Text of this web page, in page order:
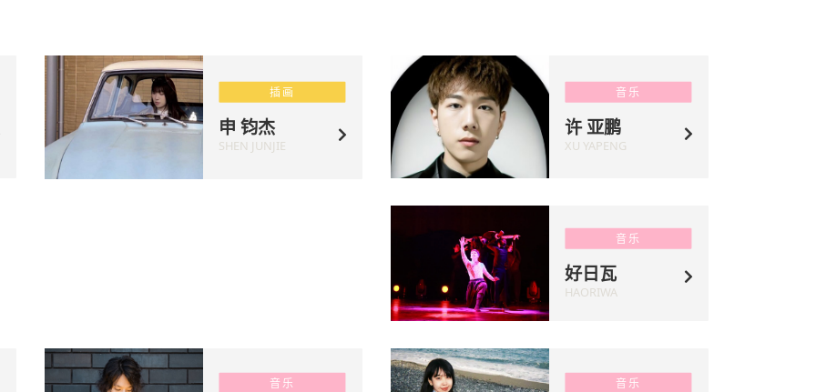
插画
申 钧杰
SHEN JUNJIE
音乐
许 亚鹏
XU YAPENG
音乐
好日瓦
HAORIWA
音乐 音乐